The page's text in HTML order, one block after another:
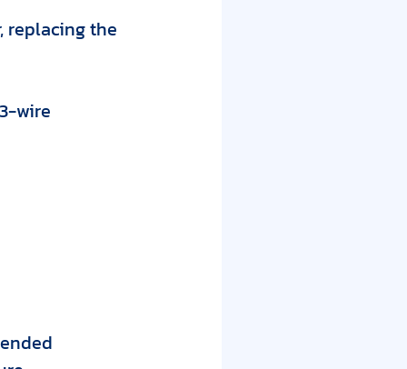
replacing the
wire